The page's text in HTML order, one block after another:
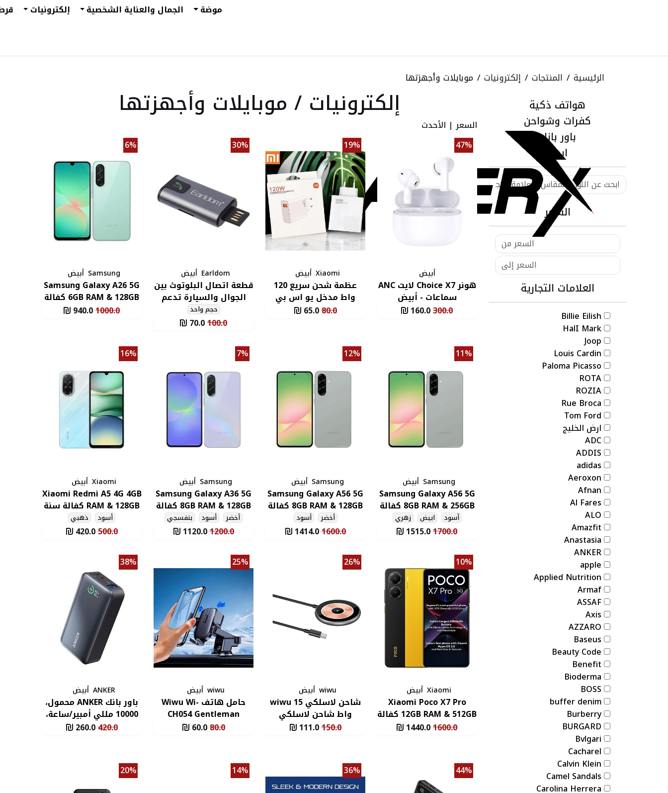
موضة الجمال والعناية الشخصية إلكترونيات
الرئيسية المنتجات إلكترونيات موبايلات وأجهزتها
هواتف ذكية
كفرات وشواحن
باور بانك
ابحث
السعر
العلامات التجارية
HalI Mark
ROTA
ROZIA
ارض الخليج
ADC
ANKER
Armaf
ASSAF
buffer denim
Burberry
إلكترونيات / موبايلات وأجهزتها
السعر | الأحدث
47%
أبيض
هونر Choice X7 لايت ANC
سماعات - أبيض
300.0
160.0
19%
Xiaomi أبيض
عظمة شحن سريع 120
واط مدخل يو اس بي
لأجهزة80.0
65.0
30%
Earldom أبيض
قطعة اتصال البلوتوث بين
الجوال والسيارة تدعم
المكالمات والموسيقى
مدى
حجم واحد
100.0
70.0
6%
Samsung أبيض
Samsung Galaxy A26 5G
6GB RAM & 128GB كفالة
سنة1000.0
940.0
11%
Samsung أبيض
Samsung Galaxy A56 5G
8GB RAM & 256GB كفالة
سنة أسود ابيض زهري
1700.0
1515.0
12%
Samsung أبيض
Samsung Galaxy A56 5G
8GB RAM & 128GB كفالة
سنةأخضر أسود
1600.0
1414.0
7%
Samsung أبيض
Samsung Galaxy A36 5G
8GB RAM & 128GB كفالة
سنة أخضر أسود بنفسجي
1200.0
1120.0
16%
Xiaomi أبيض
Xiaomi Redmi A5 4G 4GB
RAM & 128GB كفالة سنة
أسود ذهبي
500.0
420.0
10%
Xiaomi أبيض
Xiaomi Poco X7 Pro
12GB RAM & 512GB كفالة
سنة1600.0
1440.0
26%
wiwu أبيض
شاحن لاسلكي wiwu 15
واط شاحن لاسلكي
مغناطيسي سريع
150.0
111.0
25%
wiwu أبيض
حامل هاتف Wiwu Wi-
CH054 Gentleman
80.0
60.0
38%
ANKER أبيض
باور بانك ANKER محمول،
10000 مللي أمبير/ساعة،
30 واط، ضمان
420.0
260.0
44%
36%
14%
20%